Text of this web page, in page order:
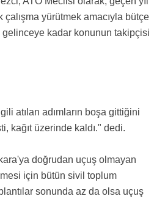
çalışma yürütmek amacıyla bütçe
gelinceye kadar konunun takipçisi
atılan adımların boşa gittiğini
kağıt üzerinde kaldı." dedi.
doğrudan uçuş olmayan
için bütün sivil toplum
sonunda az da olsa uçuş